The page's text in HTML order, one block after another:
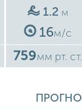
1.2 м
16м/с
759мм рт. ст.